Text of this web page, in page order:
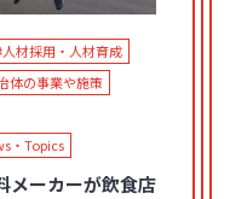
材採用・人材育成
体の事業や施策
・Topics
メーカーが飲食店